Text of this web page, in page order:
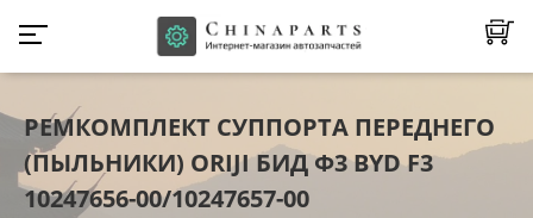
РЕМКОМПЛЕКТ СУППОРТА ПЕРЕДНЕГО
(ПЫЛЬНИКИ) ORIJI БИД Ф3 BYD F3
10247656-00/10247657-00